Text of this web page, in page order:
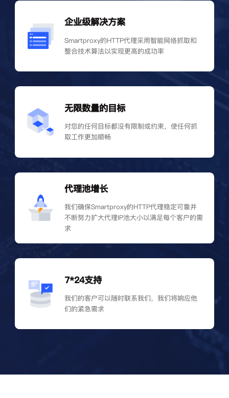
企业级解决方案
Smartproxy的HTTP代理采用智能网络抓取和
整合技术算法以实现更高的成功率
无限数量的目标
对您的任何目标都没有限制或约束，使任何抓
取工作更加顺畅
代理池增长
我们确保Smartproxy的HTTP代理稳定可靠并
不断努力扩大代理IP池大小以满足每个客户的需
求
7*24支持
我们的客户可以随时联系我们，我们将响应他
们的紧急需求